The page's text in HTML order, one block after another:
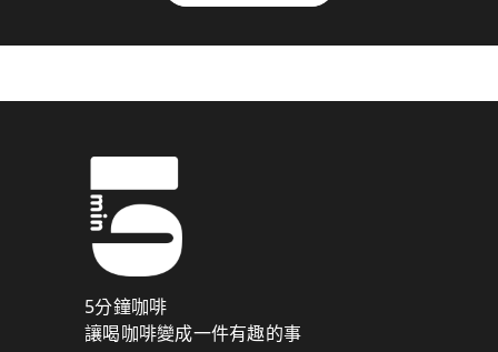
5分鐘咖啡
讓喝咖啡變成一件有趣的事